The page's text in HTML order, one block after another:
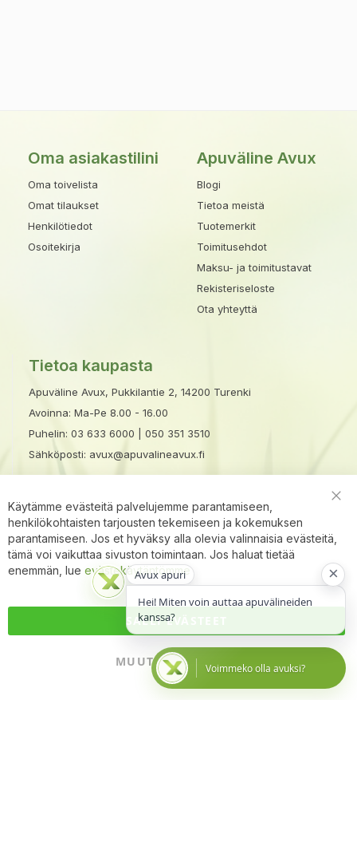
Oma asiakastilini
Oma toivelista
Omat tilaukset
Henkilötiedot
Osoitekirja
Apuväline Avux
Blogi
Tietoa meistä
Tuotemerkit
Toimitusehdot
Maksu- ja toimitustavat
Rekisteriseloste
Ota yhteyttä
Tietoa kaupasta
Apuväline Avux, Pukkilantie 2, 14200 Turenki
Avoinna: Ma-Pe 8.00 - 16.00
Puhelin: 03 633 6000
050 351 3510
Sähköposti: avux@apuvalineavux.fi
Avux apuri
Hei! Miten voin auttaa apuvälineiden
kanssa?
×
Voimmeko olla avuksi?
Käytämme evästeitä palvelujemme parantamiseen,
henkilökohtaisten tarjousten tekemiseen ja kokemuksen
parantamiseen. Jos et hyväksy alla olevia valinnaisia evästeitä,
tämä voi vaikuttaa sivuston toimintaan. Jos haluat tietää
enemmän, lue evästekäytäntömme
SALLI EVÄSTEET
MUUTA ASETUKSIA